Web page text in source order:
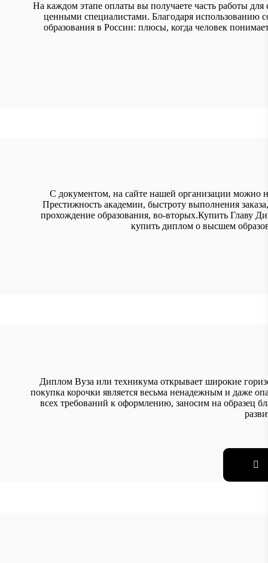
На каждом этапе оплаты вы получаете часть работы
ценными специалистами. Благодаря использованию
образования в России: плюсы, когда человек
С документом, на сайте нашей организации можно
Престижность академии, быстроту выполнения
прохождение образования, во-вторых.Купить Главу
купить диплом о высшем
Диплом Вуза или техникума открывает широкие
покупка корочки является весьма ненадежным и даже
всех требований к оформлению, заносим на образец